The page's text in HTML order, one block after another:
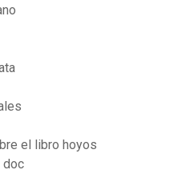
el libro hoyos
doc